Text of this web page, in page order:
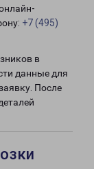
+7 (495)
в
данные для
После